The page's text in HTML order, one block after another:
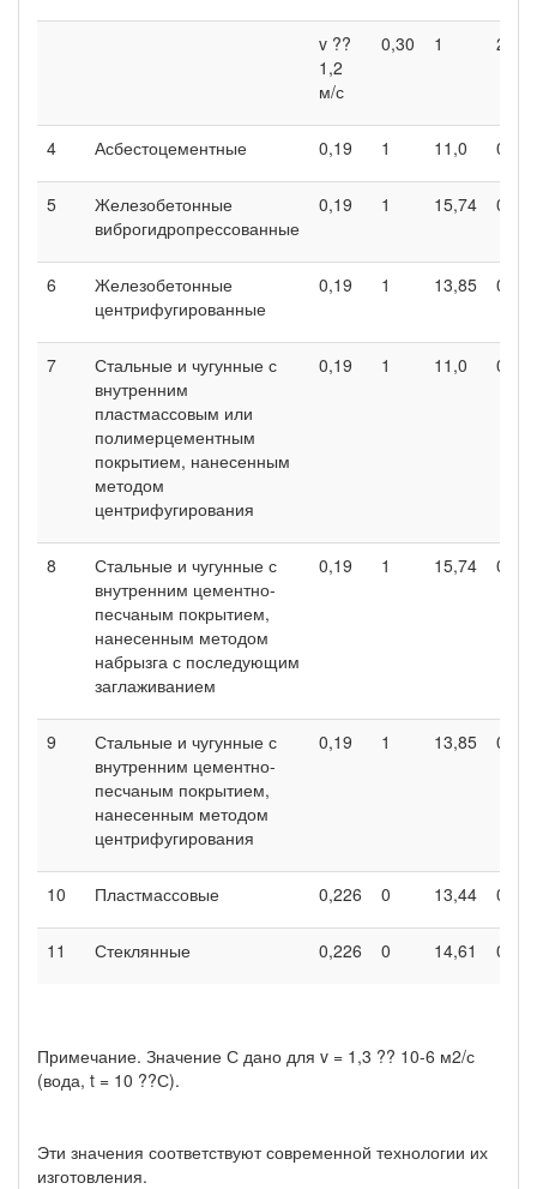
v ??
1,2
м/с
0,30 1 21,0
4 Асбестоцементные 0,19 1 11,0
5
Железобетонные
виброгидропрессованные
0,19 1 15,74
6
Железобетонные
центрифугированные
0,19 1 13,85
7
Стальные и чугунные с
внутренним
пластмассовым или
полимерцементным
покрытием, нанесенным
методом
центрифугирования
0,19 1 11,0
8
Стальные и чугунные с
внутренним цементно-
песчаным покрытием,
нанесенным методом
набрызга с последующим
заглаживанием
0,19 1 15,74
9
Стальные и чугунные с
внутренним цементно-
песчаным покрытием,
нанесенным методом
центрифугирования
0,19 1 13,85
10 Пластмассовые 0,226 0 13,44
11 Стеклянные 0,226 0 14,61
Примечание. Значение С дано для v = 1,3 ?? 10-6 м2/с
(вода, t = 10 ??С).
Эти значения соответствуют современной технологии их
изготовления.